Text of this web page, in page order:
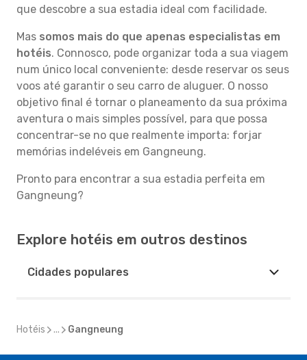
que descobre a sua estadia ideal com facilidade.
Mas somos mais do que apenas especialistas em
hotéis. Connosco, pode organizar toda a sua viagem
num único local conveniente: desde reservar os seus
voos até garantir o seu carro de aluguer. O nosso
objetivo final é tornar o planeamento da sua próxima
aventura o mais simples possível, para que possa
concentrar-se no que realmente importa: forjar
memórias indeléveis em Gangneung.
Pronto para encontrar a sua estadia perfeita em
Gangneung?
Explore hotéis em outros destinos
Cidades populares
Hotéis ... Gangneung